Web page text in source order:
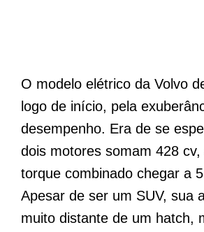
O modelo elétrico da Volvo
logo de início, pela
desempenho. Era de se
dois motores somam 428
torque combinado chegar a
Apesar de ser um SUV, sua
muito distante de um hatch,